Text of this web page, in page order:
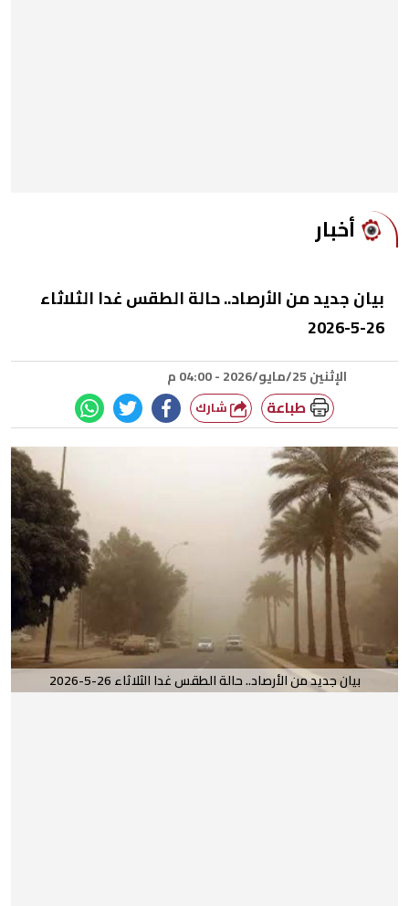
أخبار
بيان جديد من الأرصاد.. حالة الطقس غدا الثلاثاء
26-5-2026
الإثنين 25/مايو/2026 - 04:00 م
طباعة
بيان جديد من الأرصاد.. حالة الطقس غدا الثلاثاء 26-5-2026